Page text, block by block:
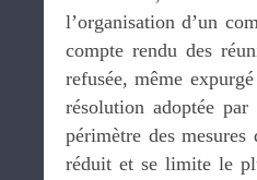
l’organisation d’un
compte rendu des
refusée, même
résolution adoptée
périmètre des
réduit et se limite le